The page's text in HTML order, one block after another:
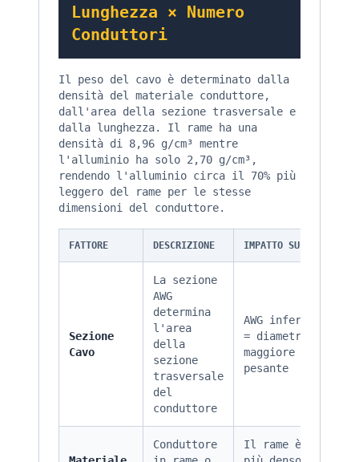
Lunghezza × Numero
Conduttori
Il peso del cavo è determinato dalla
densità del materiale conduttore,
dall'area della sezione trasversale e
dalla lunghezza. Il rame ha una
densità di 8,96 g/cm³ mentre
l'alluminio ha solo 2,70 g/cm³,
rendendo l'alluminio circa il 70% più
leggero del rame per le stesse
dimensioni del conduttore.
FATTORE DESCRIZIONE IMPATTO SUL PESO
Sezione
Cavo
La sezione
AWG
determina
l'area
della
sezione
trasversale
del
conduttore
AWG inferiore
= diametro
maggiore = più
pesante
Conduttore
Il rame è 3,3×